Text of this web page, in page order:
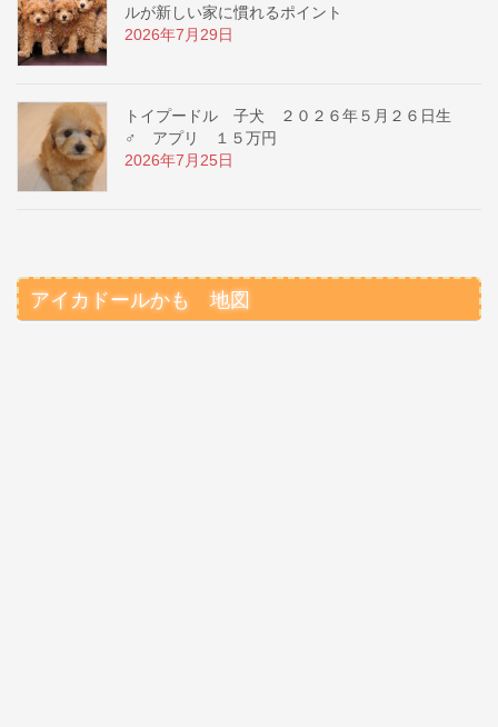
ルが新しい家に慣れるポイント
2026年7月29日
トイプードル 子犬 ２０２６年５月２６日生
♂ アプリ １５万円
2026年7月25日
アイカドールかも 地図